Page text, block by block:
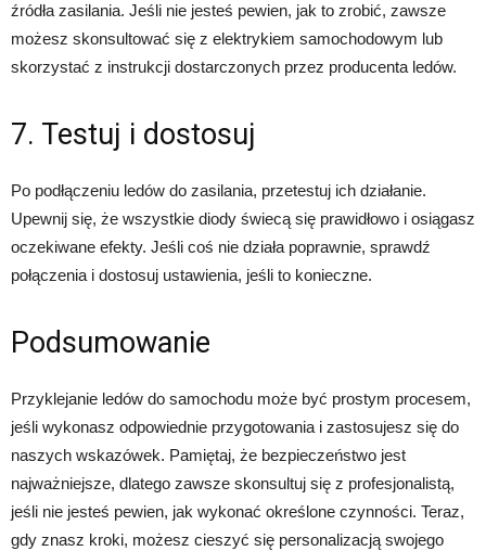
źródła zasilania. Jeśli nie jesteś pewien, jak to zrobić, zawsze
możesz skonsultować się z elektrykiem samochodowym lub
skorzystać z instrukcji dostarczonych przez producenta ledów.
7. Testuj i dostosuj
Po podłączeniu ledów do zasilania, przetestuj ich działanie.
Upewnij się, że wszystkie diody świecą się prawidłowo i osiągasz
oczekiwane efekty. Jeśli coś nie działa poprawnie, sprawdź
połączenia i dostosuj ustawienia, jeśli to konieczne.
Podsumowanie
Przyklejanie ledów do samochodu może być prostym procesem,
jeśli wykonasz odpowiednie przygotowania i zastosujesz się do
naszych wskazówek. Pamiętaj, że bezpieczeństwo jest
najważniejsze, dlatego zawsze skonsultuj się z profesjonalistą,
jeśli nie jesteś pewien, jak wykonać określone czynności. Teraz,
gdy znasz kroki, możesz cieszyć się personalizacją swojego